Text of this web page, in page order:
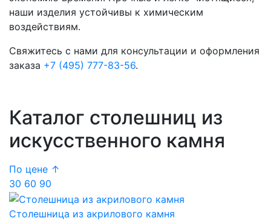
наши изделия устойчивы к химическим
воздействиям.
Свяжитесь с нами для консультации и оформления
заказа +7 (495) 777-83-56.
Каталог столешниц из
искусственного камня
По цене ↑
30 60 90
Столешница из акрилового камня